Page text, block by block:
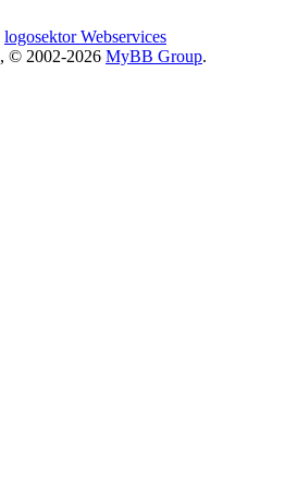
logosektor Webservices
, © 2002-2026 MyBB Group.